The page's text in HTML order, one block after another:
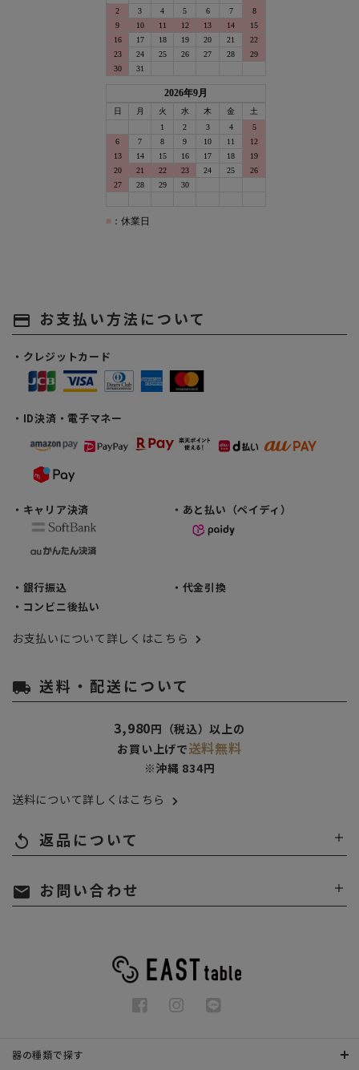
payment お支払い方法について
・クレジットカード
・ID決済・電子マネー
・キャリア決済 ・あと払い（ペイディ）
・銀行振込
・代金引換
・コンビニ後払い
お支払いについて詳しくはこちら
local_shipping 送料・配送について
3,980円（税込）以上の
お買い上げで送料無料
※沖縄 834円
送料について詳しくはこちら
replay 返品について
mail お問い合わせ
器の種類で探す